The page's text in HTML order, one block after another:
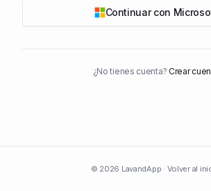
Continuar con
¿No tienes cuenta? Crear
© 2026 LavandApp · Volver al